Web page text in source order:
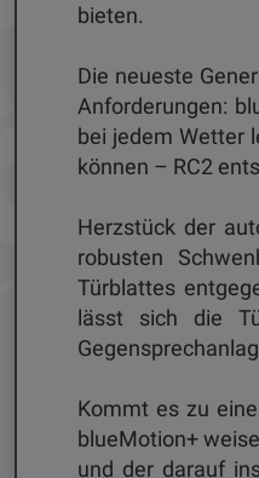
bieten.
Die neueste
Anforderungen:
bei jedem Wetter
können – RC2
Herzstück der
robusten
Türblattes
lässt sich die
Kommt es zu
blueMotion+
und der darauf